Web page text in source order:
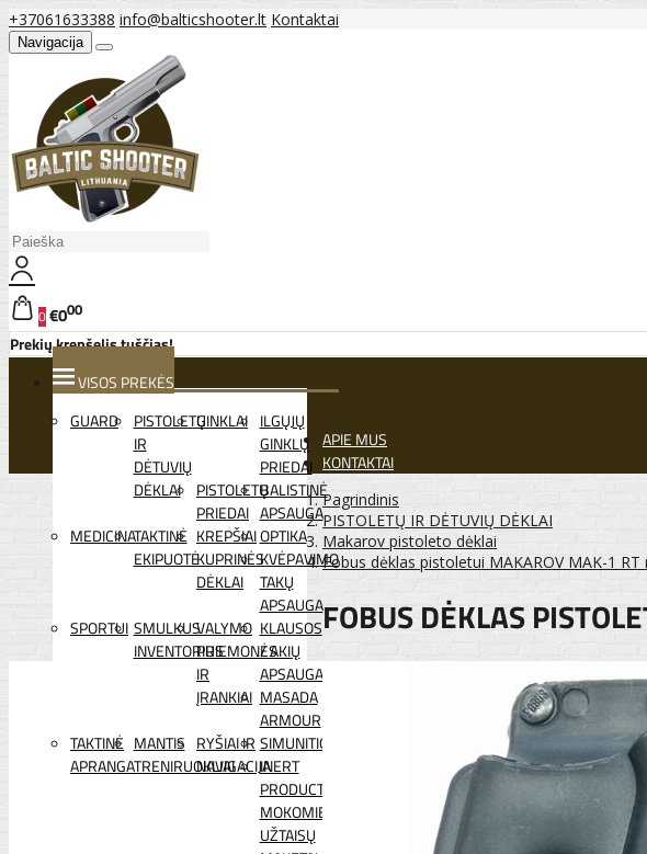
+37061633388 info@balticshooter.lt Kontaktai
Navigacija
0€000
Prekių krepšelis tuščias!
VISOS PREKĖS
GUARD
PISTOLETŲ
IR
DĖTUVIŲ
DĖKLAI
GINKLAI ILGŲJŲ
GINKLŲ
PRIEDAI
PISTOLETŲ
PRIEDAI
BALISTINĖ
APSAUGA
MEDICINATAKTINĖ
EKIPUOTĖ
KREPŠIAI
KUPRINĖS
DĖKLAI
OPTIKA
KVĖPAVIMO
TAKŲ
APSAUGA
SPORTUI SMULKUS
INVENTORIUS
VALYMO
PRIEMONĖS
IR
ĮRANKIAI
KLAUSOS
/ AKIŲ
APSAUGA
MASADA
ARMOUR
TAKTINĖ
APRANGA
MANTIS
TRENIRUOKLIAI
RYŠIAI IR
NAVIGACIJA
SIMUNITION
INERT
PRODUCTS
MOKOMIEJI
UŽTAISŲ
APIE MUS
KONTAKTAI
Pagrindinis
PISTOLETŲ IR DĖTUVIŲ DĖKLAI
Makarov pistoleto dėklai
Fobus dėklas pistoletui MAKAROV MAK-1 RT
FOBUS DĖKLAS